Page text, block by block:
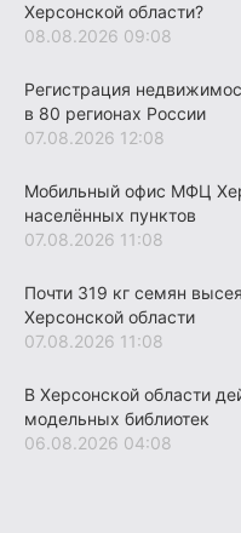
Херсонской области?
08.08.2026 09:08
Регистрация
в 80 регионах России
07.08.2026 12:08
Мобильный офис МФЦ
населённых пунктов
07.08.2026 11:08
Почти 319 кг семян
Херсонской области
07.08.2026 11:08
В Херсонской области
модельных библиотек
06.08.2026 04:08